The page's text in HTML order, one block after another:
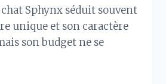
Sphynx séduit souvent
unique et son caractère
son budget ne se